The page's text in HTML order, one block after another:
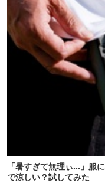
「暑すぎて無理ぃ…」服
で涼しい？試してみた